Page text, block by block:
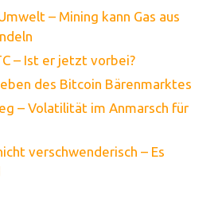
– Mining kann Gas aus
– Ist er jetzt vorbei?
des Bitcoin Bärenmarktes
– Volatilität im Anmarsch für
verschwenderisch – Es